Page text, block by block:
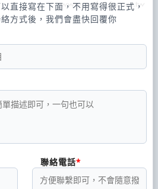
直接寫在下面，不用寫得很正式，
方式後，我們會盡快回覆你
聯絡電話